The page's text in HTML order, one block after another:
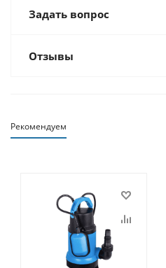
Задать вопрос
Отзывы
Рекомендуем